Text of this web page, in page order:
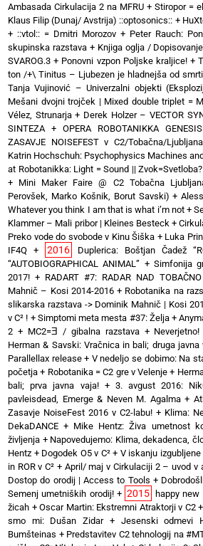
Ambasada Cirkulacija 2 na MFRU + Stiropor =
Klaus Filip (Dunaj/ Avstrija) ::optosonics:: +
+ ::vtol:: = Dmitri Morozov + Peter Rauch:
skupinska razstava+ Knjiga oglja /
SVAROG.3 + Ponovni vzpon Poljske kraljice! +
ton /+\ Tinitus – Ljubezen je hladnejša od smrti
Tanja Vujinović – Univerzalni objekti
Mešani dvojni trojček | Mixed double triplet =
Vélez, Strunarja+ Derek Holzer – VECTOR
SINTEZA + OPERA ROBOTANIKKA
ZASAVJE NOISEFEST v C2/Tobačna/
Katrin Hochschuh: Psychophysics Machines
at Robotanikka: Light = Sound || Zvok=Svetloba?
+ Mini Maker Faire @ C2 Tobačna
Perovšek, Marko Košnik, Borut Savski) +
Whatever you think I am that is what i’m not+
Klammer – Mali pribor | Kleines Besteck +
Preko vode do svobode v Kinu Šiška + Luka
IF4Q + 2016
Duplerica: Boštjan Čadež
“AUTOBIOGRAPHICAL ANIMAL” + Simfonija
2017! + RADART #7: RADAR NAD TOBAČNO
Mahnič – Kosi 2014-2016+ Robotanika na
slikarska razstava -> Dominik Mahnič | Kosi
v C² ! + Simptomi meta mesta #37: Želja+
2 + MC2=Ǝ / gibalna razstava+
Herman & Savski: Vračnica in bali; druga javna
Parallellax release+ V nedeljo se dobimo: Na
početja + Robotanika = C2 gre v Velenje +
bali; prva javna vaja!+ 3. avgust 2016:
pavleisdead, Emerge & Neven M. Agalma+
Zasavje NoiseFest 2016 v C2-labu! + Klima:
DekaDANCE + Mike Hentz: Živa umetnost
življenja + Napovedujemo: Klima, dekadenca,
Hentz + Dogodek O5 v C²+ V iskanju
in ROR v C² + April/ maj v Cirkulaciji 2 – uvod v
Dostop do orodij | Access to Tools +
Semenj umetniških orodij!+ 2015
happy
žicah +Oscar Martin: Ekstremni Atraktorji v C2+
smo mi: Dušan Zidar+ Jesenski odmevi
Bumšteinas + Predstavitev C2 tehnologij na